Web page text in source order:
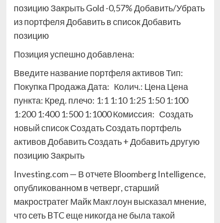
позицию Закрыть Gold -0,57% Добавить/Убрать
из портфеляДобавить в списокДобавить
позицию
Позиция успешно добавлена:
Введите название портфеля активов Тип:
Покупка Продажа Дата: Колич.: Цена Цена
пункта: Кред. плечо: 1:1 1:10 1:25 1:50 1:100
1:200 1:400 1:500 1:1000 Комиссия: Создать
новый список Создать Создать портфель
активов Добавить Создать + Добавить другую
позицию Закрыть
Investing.com — В отчете Bloomberg Intelligence,
опубликованном в четверг, старший
макростратег Майк Макглоун высказал мнение,
что сеть BTC еще никогда не была такой